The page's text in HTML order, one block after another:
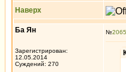
Наверх
Ба Ян
Зарегистрирован:
12.05.2014
Суждений: 270
№